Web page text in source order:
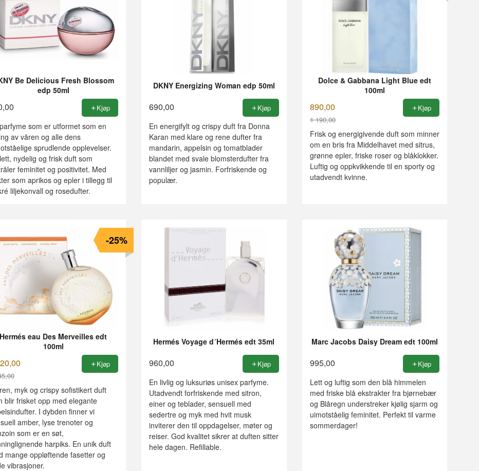
Be Delicious Fresh Blossom
edp 50ml
Kjøp
som er utformet som en
av våren og alle dens
sprudlende opplevelser.
nydelig og frisk duft som
feminitet og positivitet. Med
som aprikos og epler i tillegg til
liljekonvall og rosedufter.
DKNY Energizing Woman edp 50ml
690,00 Kjøp
En energifylt og crispy duft fra Donna
Karan med klare og rene dufter fra
mandarin, appelsin og tomatblader
blandet med svale blomsterdufter fra
vannliljer og jasmin. Forfriskende og
populær.
Dolce & Gabbana Light Blue edt
100ml
890,00
1 190,00
Rabatt
Kjøp
Frisk og energigivende duft som minner
om en bris fra Middelhavet med sitrus,
grønne epler, friske roser og blåklokker.
Luftig og oppkvikkende til en sporty og
utadvendt kvinne.
Hermés eau Des Merveilles edt
100ml
-25%
Kjøp
myk og crispy sofistikert duft
blir frisket opp med elegante
I dybden finner vi
amber, lyse trenoter og
som er en søt,
harpiks. En unik duft
mange oppløftende fasetter og
vibrasjoner.
Hermés Voyage d´Hermés edt 35ml
960,00 Kjøp
En livlig og luksuriøs unisex parfyme.
Utadvendt forfriskende med sitron,
einer og teblader, sensuell med
sedertre og myk med hvit musk
inviterer den til oppdagelser, møter og
reiser. God kvalitet sikrer at duften sitter
hele dagen. Refillable.
Marc Jacobs Daisy Dream edt 100ml
995,00 Kjøp
Lett og luftig som den blå himmelen
med friske blå ekstrakter fra bjørnebær
og Blåregn understreker kjølig sjarm og
uimotståelig feminitet. Perfekt til varme
sommerdager!